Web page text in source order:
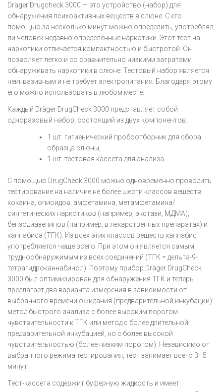
Dräger Drugcheck 3000 — это устройство (набор) для
обнаружения психоактивных веществ в слюне. С его
помощью за несколько минут можно определить, употреблял
ли человек недавно определённые наркотики. Этот тест на
наркотики отличается компактностью и быстротой. Он
позволяет легко и со сравнительно низкими затратами
обнаруживать наркотики в слюне. Тестовый набор является
неинвазивным и не требует электропитания. Благодаря этому
его можно использовать в любом месте.
Каждый Dräger DrugCheck 3000 представляет собой
одноразовый набор, состоящий из двух компонентов:
1 шт. гигиенический пробоотборник для сбора
образца слюны,
1 шт. тестовая кассета для анализа.
С помощью DrugCheck 3000 можно одновременно проводить
тестирование на наличие не более шести классов веществ:
кокаина, опиоидов, амфетамина, метамфетамина/
синтетических наркотиков (например, экстази, МДМА),
бензодиазепинов (например, в лекарственных препаратах) и
каннабиса (ТГК). Из всех этих классов веществ каннабис
употребляется чаще всего. При этом он является самым
труднообнаружимым из всех соединений (ТГК = дельта-9-
тетрагидроканнабинол). Поэтому прибор Dräger DrugCheck
3000 был оптимизирован для обнаружения ТГК и теперь
предлагает два варианта измерения в зависимости от
выбранного времени ожидания (предварительной инкубации):
метод быстрого анализа с более высоким порогом
чувствительности к ТГК или метод с более длительной
предварительной инкубацией, но с более высокой
чувствительностью (более низким порогом). Независимо от
выбранного режима тестирования, тест занимает всего 3–5
минут.
Тест-кассета содержит буферную жидкость и имеет